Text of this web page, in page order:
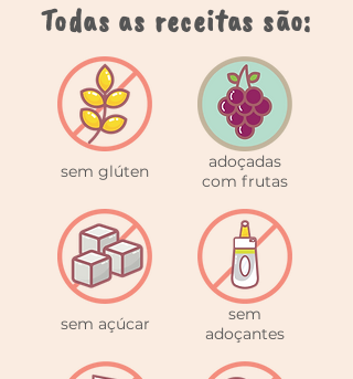
Todas as receitas são:
sem glúten
sem açúcar
adoçadas
com frutas
sem
adoçantes